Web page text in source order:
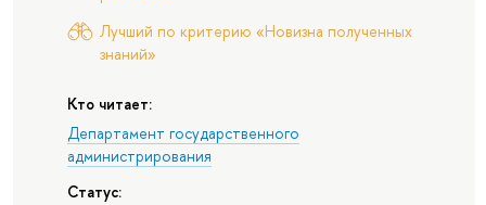
Лучший по критерию «Новизна полученных
знаний»
Кто читает:
Департамент государственного
администрирования
Статус: